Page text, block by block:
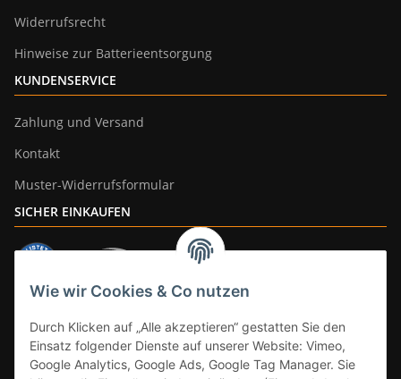
Wie wir Cookies & Co nutzen
Durch Klicken auf „Alle akzeptieren“ gestatten Sie den
Einsatz folgender Dienste auf unserer Website: Vimeo,
Google Analytics, Google Ads, Google Tag Manager. Sie
Widerrufsrecht
Hinweise zur Batterieentsorgung
KUNDENSERVICE
Zahlung und Versand
Kontakt
Muster-Widerrufsformular
SICHER EINKAUFEN